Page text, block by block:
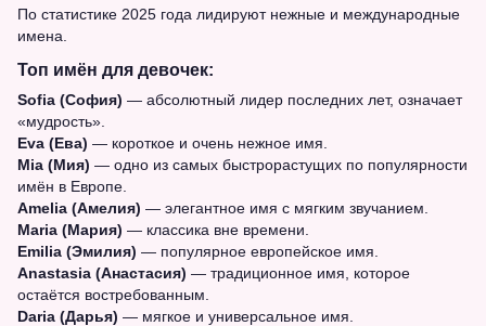
По статистике 2025 года лидируют нежные и международные
имена.
Топ имён для девочек:
Sofia (София) — абсолютный лидер последних лет, означает
«мудрость».
Eva (Ева) — короткое и очень нежное имя.
Mia (Мия) — одно из самых быстрорастущих по популярности
имён в Европе.
Amelia (Амелия) — элегантное имя с мягким звучанием.
Maria (Мария) — классика вне времени.
Emilia (Эмилия) — популярное европейское имя.
Anastasia (Анастасия) — традиционное имя, которое
остаётся востребованным.
Daria (Дарья) — мягкое и универсальное имя.